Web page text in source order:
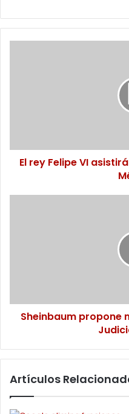
Uruguay
El rey Felipe VI
2028
Sheinbaum propone
Artículos